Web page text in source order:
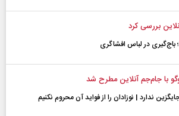
بررسی کرد
باج‌گیری در لباس افشاگری
با جام‌جم آنلاین مطرح شد
ندارد | نوزادان را از فواید آن محروم نکنیم